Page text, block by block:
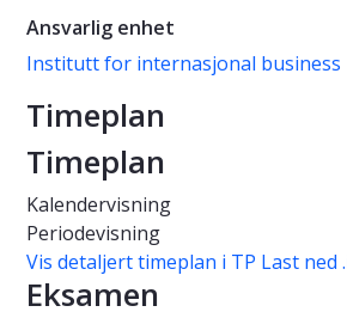
Ansvarlig enhet
Institutt for internasjonal business
Timeplan
Timeplan
Kalendervisning
Periodevisning
Vis detaljert timeplan i TP Last ned
Eksamen